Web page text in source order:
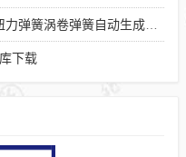
涡卷弹簧自动生成宏程序下载
下载